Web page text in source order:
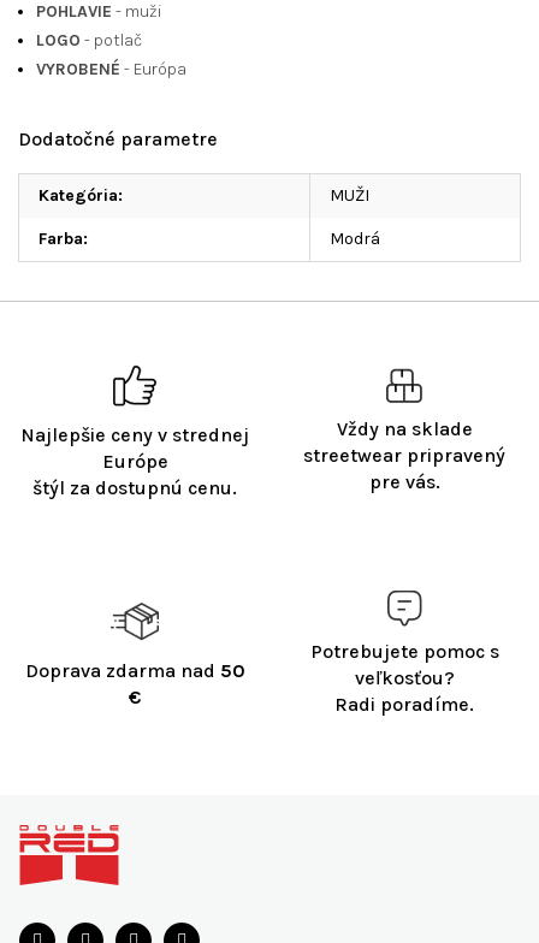
Najlepšie ceny v strednej
Európe
štýl za dostupnú cenu.
Vždy na sklade
streetwear pripravený
pre vás.
Doprava zdarma nad 50
€
Potrebujete pomoc s
veľkosťou?
Radi poradíme.
POHLAVIE - muži
LOGO - potlač
VYROBENÉ - Európa
Dodatočné parametre
Kategória: MUŽI
Farba: Modrá